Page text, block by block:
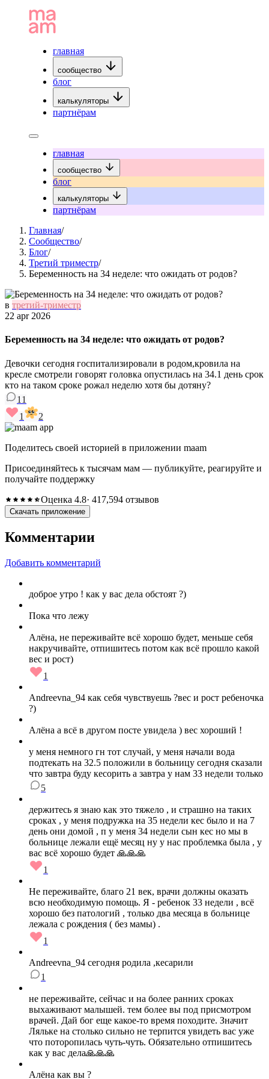
главная
сообщество
блог
калькуляторы
партнёрам
главная
сообщество
блог
калькуляторы
партнёрам
Главная/
Сообщество/
Блог/
Третий триместр/
Беременность на 34 неделе: что ожидать от родов?
в третий-триместр
22 apr 2026
Беременность на 34 неделе: что ожидать от родов?
Девочки сегодня госпитализировали в родом,кровила на
кресле смотрели говорят головка опустилась на 34.1 день срок
кто на таком сроке рожал неделю хотя бы дотяну?
11
1
2
Поделитесь своей историей в приложении maam
Присоединяйтесь к тысячам мам — публикуйте, реагируйте и
получайте поддержку
Оценка 4.8· 417,594 отзывов
Скачать приложение
Комментарии
Добавить комментарий
доброе утро ! как у вас дела обстоят ?)
Пока что лежу
Алёна , не переживайте всё хорошо будет, меньше себя
накручивайте, отпишитесь потом как всё прошло какой
вес и рост)
1
Andreevna_94 как себя чувствуешь ?вес и рост ребеночка
?)
Алёна а всё в другом посте увидела ) вес хороший !
у меня немного гн тот случай, у меня начали вода
подтекать на 32.5 положили в больницу сегодня сказали
что завтра буду кесорить а завтра у нам 33 недели только
5
держитесь я знаю как это тяжело , и страшно на таких
сроках , у меня подружка на 35 недели кес было и на 7
день они домой , п у меня 34 недели сын кес но мы в
больнице лежали ещё месяц ну у нас проблемка была , у
вас всё хорошо будет 🙏🙏🙏
1
Не переживайте, благо 21 век, врачи должны оказать
всю необходимую помощь. Я - ребенок 33 недели , всё
хорошо без патологий , только два месяца в больнице
лежала с рождения ( без мамы) .
1
Andreevna_94 сегодня родила ,кесарили
1
не переживайте, сейчас и на более ранних сроках
выхаживают малышей. тем более вы под присмотром
врачей. Дай бог еще какое-то время походите. Значит
Ляльке на столько сильно не терпится увидеть вас уже
что поторопилась чуть-чуть. Обязательно отпишитесь
как у вас дела🙏🙏🙏
Алёна как вы ?